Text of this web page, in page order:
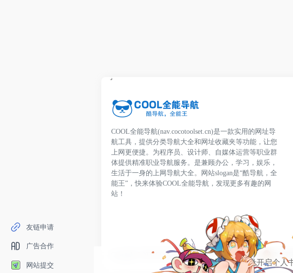
友链申请
广告合作
网站提交
COOL全能导航(nav.cocotoolset.cn)是一款实用的网址导
航工具，提供分类导航大全和网址收藏夹等功能，让您
上网更便捷。为程序员、设计师、自媒体运营等职业群
体提供精准职业导航服务。是兼顾办公，学习，娱乐，
生活于一身的上网导航大全。网站slogan是“酷导航，全
能王”，快来体验COOL全能导航，发现更多有趣的网
站！
Copyright © 2026 COOL全能导航 鄂ICP备2022015147号-1 粤公网
一键登录开启个人